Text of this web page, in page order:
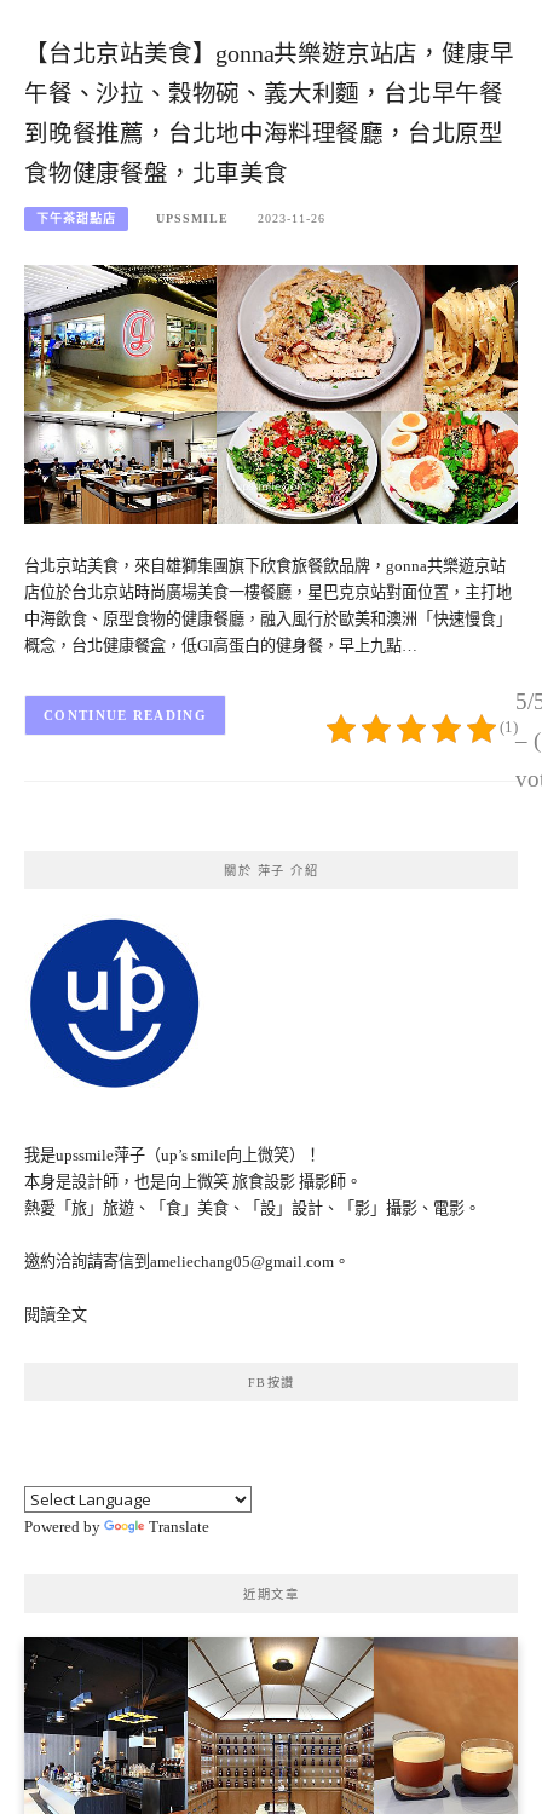
【台北京站美食】gonna共樂遊京站店，健康早
午餐、沙拉、穀物碗、義大利麵，台北早午餐
到晚餐推薦，台北地中海料理餐廳，台北原型
食物健康餐盤，北車美食
下午茶甜點店 UPSSMILE 2023-11-26
台北京站美食，來自雄獅集團旗下欣食旅餐飲品牌，gonna共樂遊京站
店位於台北京站時尚廣場美食一樓餐廳，星巴克京站對面位置，主打地
中海飲食、原型食物的健康餐廳，融入風行於歐美和澳洲「快速慢食」
概念，台北健康餐盒，低GI高蛋白的健身餐，早上九點…
5/
–
(1)
CONTINUE READING
關於 萍子 介紹
我是upssmile萍子（up’s smile向上微笑）！
本身是設計師，也是向上微笑 旅食設影 攝影師。
熱愛「旅」旅遊、「食」美食、「設」設計、「影」攝影、電影。
邀約洽詢請寄信到ameliechang05@gmail.com。
閱讀全文
FB按讚
Powered by Translate
近期文章